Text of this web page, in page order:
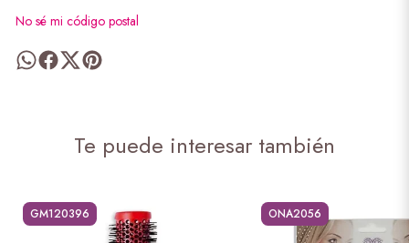
No sé mi código postal
Te puede interesar también
GM120396 ONA2056